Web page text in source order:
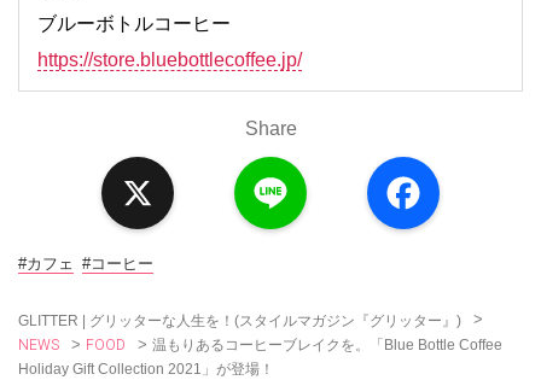
ブルーボトルコーヒー
https://store.bluebottlecoffee.jp/
Share
a
c
#カフェ #コーヒー
GLITTER | グリッターな人生を！(スタイルマガジン『グリッター』) >
NEWS > FOOD > 温もりあるコーヒーブレイクを。「Blue Bottle Coffee
Holiday Gift Collection 2021」が登場！